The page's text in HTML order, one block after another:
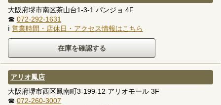
大阪府堺市南区茶山台1-3-1 パンジョ 4F
☎ 072-292-1631
ℹ 営業時間・店休日・アクセス情報はこちら
アリオ鳳店
大阪府堺市西区鳳南町3-199-12 アリオモール 3F
☎ 072-260-3007